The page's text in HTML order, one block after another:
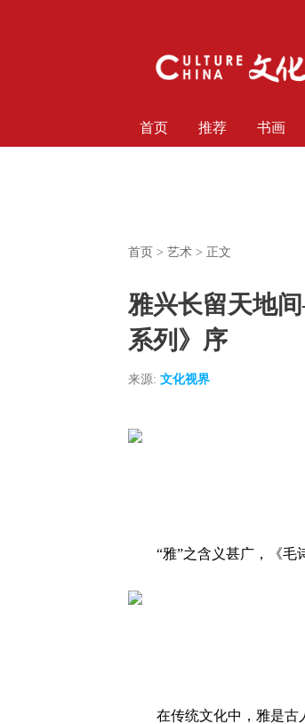
首页 推荐 书画
首页 > 艺术 > 正文
雅兴长留天地
系列》序
来源: 文化视界
“雅”之含义甚广，《毛
在传统文化中，雅是古